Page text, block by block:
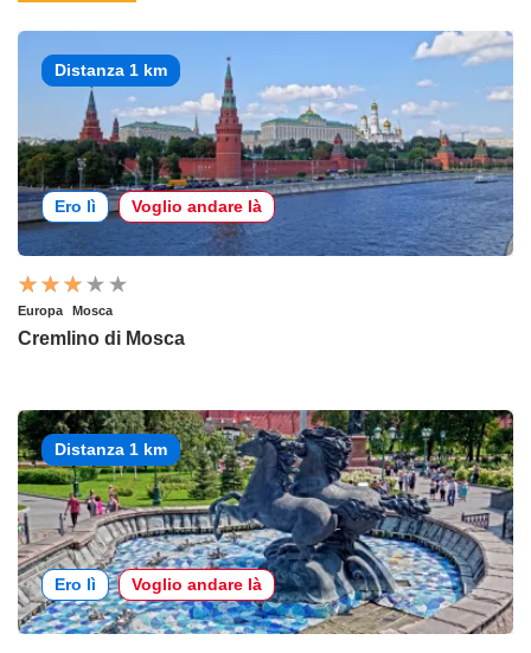
Distanza 1 km
Ero lì Voglio andare là
Europa Mosca
Cremlino di Mosca
Distanza 1 km
Ero lì Voglio andare là